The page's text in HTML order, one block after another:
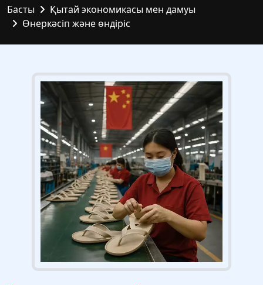
Басты
Қытай экономикасы мен дамуы
Өнеркәсіп және өндіріс